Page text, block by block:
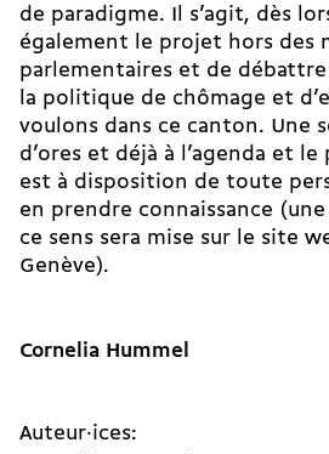
de paradigme. Il s’agit, dès
également le projet hors des
parlementaires et de
la politique de chômage et
voulons dans ce canton. Une
d’ores et déjà à l’agenda et
est à disposition de toute
en prendre connaissance
ce sens sera mise sur le site
Genève).
Cornelia Hummel
Auteur·ices: